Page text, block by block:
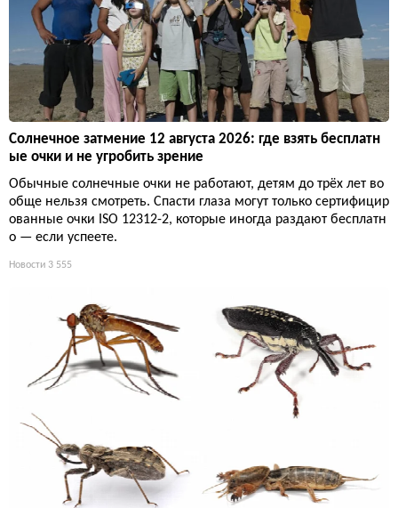
Солнечное затмение 12 августа 2026: где взять бесплатн
ые очки и не угробить зрение
Обычные солнечные очки не работают, детям до трёх лет во
обще нельзя смотреть. Спасти глаза могут только сертифицир
ованные очки ISO 12312-2, которые иногда раздают бесплатн
о — если успеете.
Новости 3 555